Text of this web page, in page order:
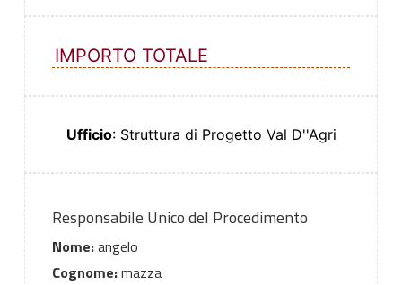
IMPORTO TOTALE
Ufficio: Struttura di Progetto Val D''Agri
Responsabile Unico del Procedimento
Nome:angelo
Cognome:mazza